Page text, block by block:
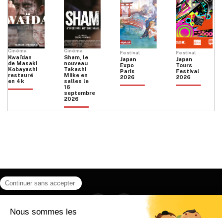
Cinéma
Kwaïdan
de Masaki
Kobayashi
restauré
en 4k
Cinéma
Sham, le
nouveau
Takashi
Miike en
salles le
16
septembre
2026
Festival
Japan
Expo
Paris
2026
Festival
Japan
Tours
Festival
2026
Instagram